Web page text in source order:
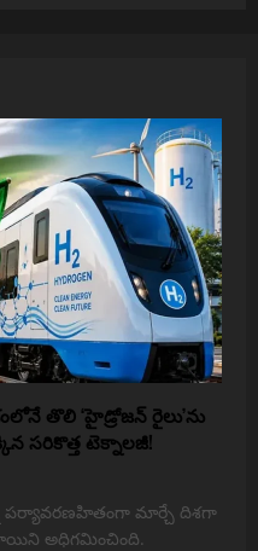
తొలి ‘హైడ్రోజన్ రైలు’ను
సరికొత్త టెక్నాలజీ!
పర్యావరణహితంగా మార్చే దిశగా
అధిగమించింది.